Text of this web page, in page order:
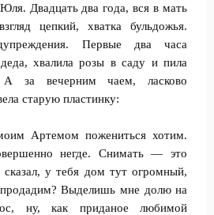
Двадцать два года, вся в мать
цепкий, хватка бульдожья.
Первые два часа
хвалила розы в саду и пила
за вечерним чаем, ласково
старую пластинку:
Артемом пожениться хотим.
негде. Снимать — это
сказал, у тебя дом тут огромный,
Выделишь мне долю на
ну, как приданое любимой